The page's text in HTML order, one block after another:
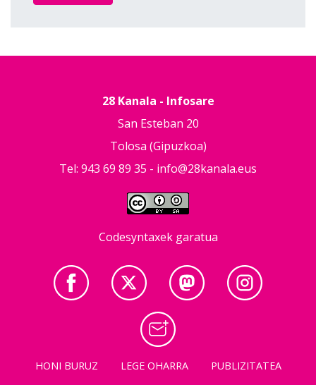
28 Kanala - Infosare
San Esteban 20
Tolosa (Gipuzkoa)
Tel: 943 69 89 35 - info@28kanala.eus
Codesyntaxek garatua
HONI BURUZ LEGE OHARRA PUBLIZITATEA